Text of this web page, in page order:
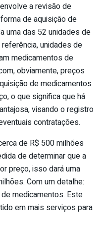
a revisão de
de aquisição de
uma das 52 unidades de
unidades de
medicamentos de
obviamente, preços
de medicamentos
o que significa que há
visando o registro
contratações.
de R$ 500 milhões
de determinar que a
preço, isso dará uma
Com um detalhe:
medicamentos. Este
em mais serviços para